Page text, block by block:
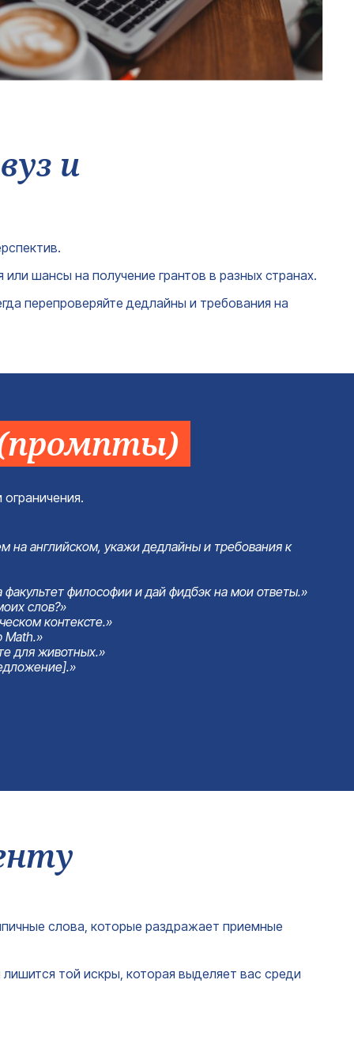
и
шансы на получение грантов в разных странах.
перепроверяйте дедлайны и требования на
(промпты)
на английском, укажи дедлайны и требования к
философии и дай фидбэк на мои ответы.»
слов?»
контексте.»
Math.»
для животных.»
слова, которые раздражает приемные
той искры, которая выделяет вас среди